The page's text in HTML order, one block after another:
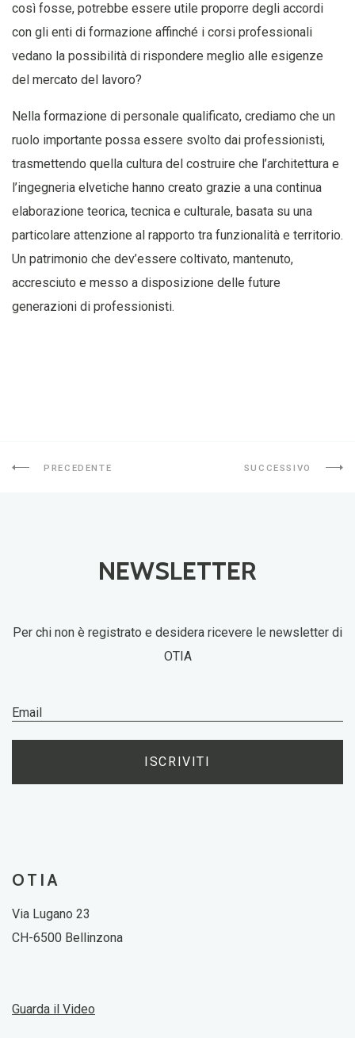
così fosse, potrebbe essere utile proporre degli accordi
con gli enti di formazione affinché i corsi professionali
vedano la possibilità di rispondere meglio alle esigenze
del mercato del lavoro?
Nella formazione di personale qualificato, crediamo che un
ruolo importante possa essere svolto dai professionisti,
trasmettendo quella cultura del costruire che l’architettura e
l’ingegneria elvetiche hanno creato grazie a una continua
elaborazione teorica, tecnica e culturale, basata su una
particolare attenzione al rapporto tra funzionalità e territorio.
Un patrimonio che dev’essere coltivato, mantenuto,
accresciuto e messo a disposizione delle future
generazioni di professionisti.
PRECEDENTE SUCCESSIVO
NEWSLETTER
Per chi non è registrato e desidera ricevere le newsletter di
OTIA
ISCRIVITI
OTIA
Via Lugano 23
CH-6500 Bellinzona
Guarda il Video